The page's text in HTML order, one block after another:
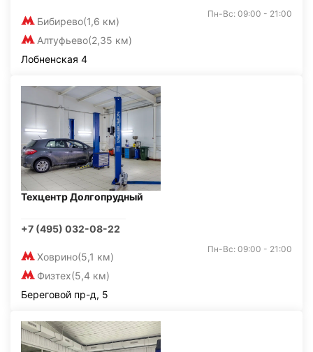
Бибирево(1,6 км)
Алтуфьево(2,35 км)
Пн-Вс: 09:00 - 21:00
Лобненская 4
Техцентр Долгопрудный
+7 (495) 032-08-22
Ховрино(5,1 км)
Физтех(5,4 км)
Пн-Вс: 09:00 - 21:00
Береговой пр-д, 5